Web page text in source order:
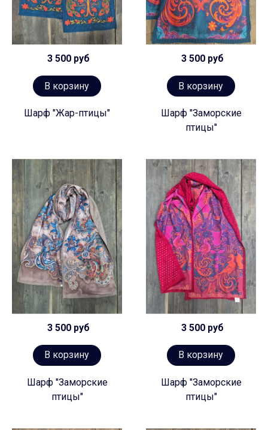
3 500 руб
В корзину
Шарф "Жар-птицы"
3 500 руб
В корзину
Шарф "Заморские
птицы"
3 500 руб
В корзину
Шарф "Заморские
птицы"
3 500 руб
В корзину
Шарф "Заморские
птицы"